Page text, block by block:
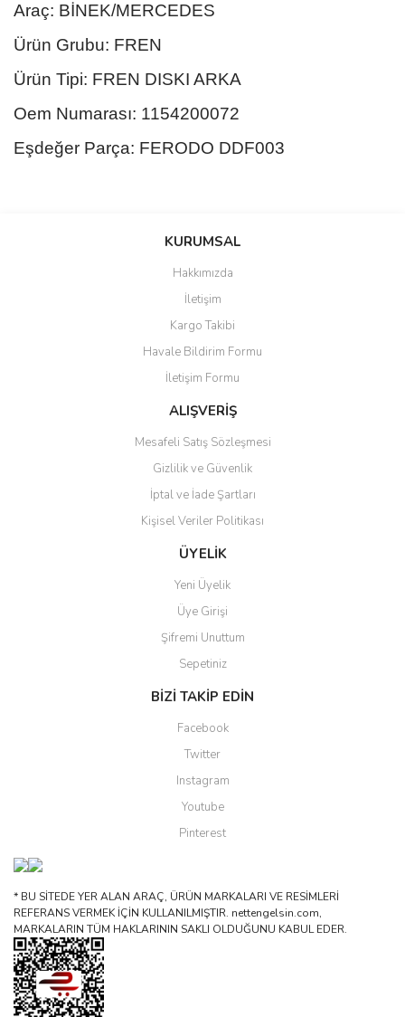
Araç: BİNEK/MERCEDES
Ürün Grubu: FREN
Ürün Tipi: FREN DISKI ARKA
Oem Numarası: 1154200072
Eşdeğer Parça: FERODO DDF003
Bu ürüne ilk yorumu siz yapın!
Yorum Yaz
Ürün resmi kalitesiz, bozuk veya görüntülenemiyor.
Ürün açıklamasında eksik bilgiler bulunuyor.
Ürün bilgilerinde hatalar bulunuyor.
Ürün fiyatı diğer sitelerden daha pahalı.
Bu ürüne benzer farklı alternatifler olmalı.
Gönder
KURUMSAL
Hakkımızda
İletişim
Kargo Takibi
Havale Bildirim Formu
İletişim Formu
ALIŞVERİŞ
Mesafeli Satış Sözleşmesi
Gizlilik ve Güvenlik
İptal ve İade Şartları
Kişisel Veriler Politikası
ÜYELİK
Yeni Üyelik
Üye Girişi
Şifremi Unuttum
Sepetiniz
BİZİ TAKİP EDİN
Facebook
Twitter
Instagram
Youtube
Pinterest
* BU SİTEDE YER ALAN ARAÇ, ÜRÜN MARKALARI VE RESİMLERİ
REFERANS VERMEK İÇİN KULLANILMIŞTIR. nettengelsin.com,
MARKALARIN TÜM HAKLARININ SAKLI OLDUĞUNU KABUL EDER.